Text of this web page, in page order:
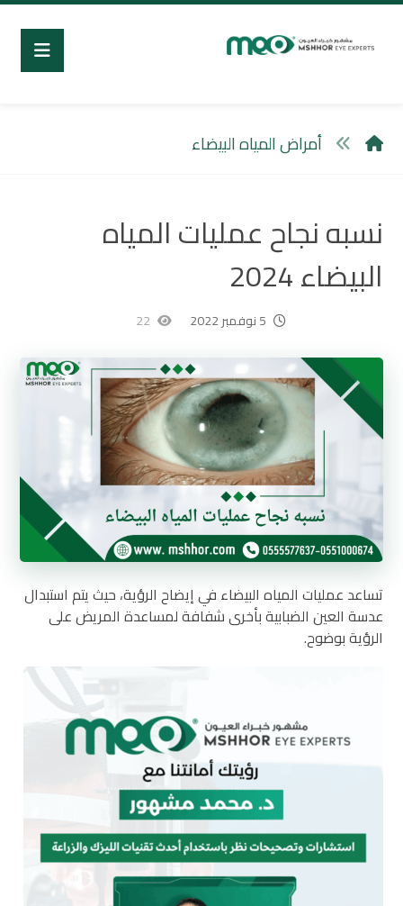
أمراض المياه البيضاء
نسبه نجاح عمليات المياه
البيضاء 2024
5 نوفمبر 2022 22
تساعد عمليات المياه البيضاء في إيضاح الرؤية، حيث يتم استبدال
عدسة العين الضبابية بأخرى شفافة لمساعدة المريض على
الرؤية بوضوح.